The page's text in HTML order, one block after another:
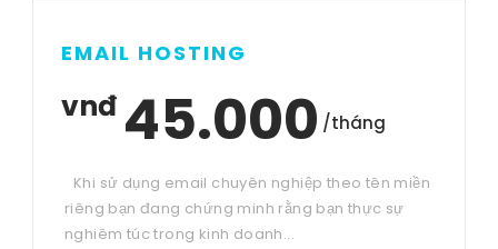
EMAIL HOSTING
vnđ 45.000 /tháng
Khi sử dụng email chuyên nghiệp theo tên miền
riêng bạn đang chứng minh rằng bạn thực sự
nghiêm túc trong kinh doanh...